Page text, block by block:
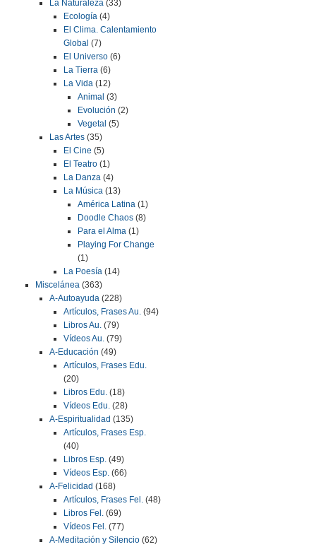
La Naturaleza (33)
Ecología (4)
El Clima. Calentamiento
Global (7)
El Universo (6)
La Tierra (6)
La Vida (12)
Animal (3)
Evolución (2)
Vegetal (5)
Las Artes (35)
El Cine (5)
El Teatro (1)
La Danza (4)
La Música (13)
América Latina (1)
Doodle Chaos (8)
Para el Alma (1)
Playing For Change
(1)
La Poesía (14)
Miscelánea (363)
A-Autoayuda (228)
Artículos, Frases Au. (94)
Libros Au. (79)
Vídeos Au. (79)
A-Educación (49)
Artículos, Frases Edu.
(20)
Libros Edu. (18)
Vídeos Edu. (28)
A-Espiritualidad (135)
Artículos, Frases Esp.
(40)
Libros Esp. (49)
Vídeos Esp. (66)
A-Felicidad (168)
Artículos, Frases Fel. (48)
Libros Fel. (69)
Vídeos Fel. (77)
A-Meditación y Silencio (62)